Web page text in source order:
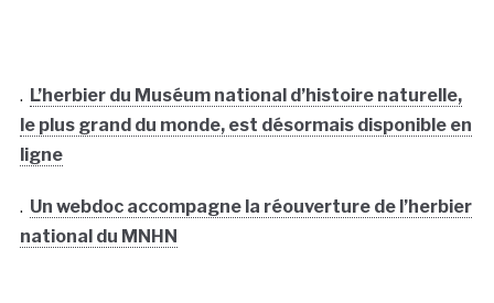
. L’herbier du Muséum national d’histoire naturelle,
le plus grand du monde, est désormais disponible en
ligne
. Un webdoc accompagne la réouverture de l’herbier
national du MNHN